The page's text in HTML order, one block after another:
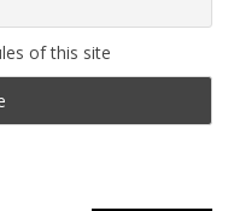
of this site